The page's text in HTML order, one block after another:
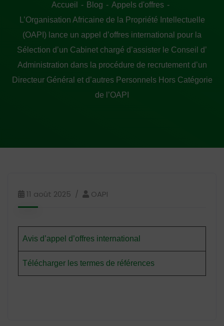
Accueil Blog
Appels d'offres
L’Organisation Africaine de la Propriété Intellectuelle
(OAPI) lance un appel d’offres international pour la
Sélection d’un Cabinet chargé d’assister le Conseil d’
Administration dans la procédure de recrutement d’un
Directeur Général et d’autres Personnels Hors Catégorie
de l’OAPI
11 août 2025 OAPI
Avis d’appel d’offres international
Télécharger les termes de références